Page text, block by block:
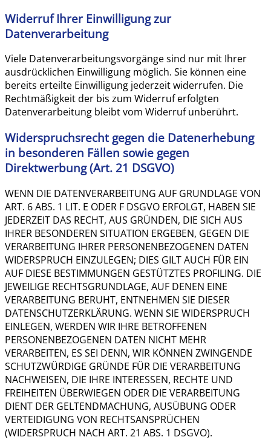
Widerruf Ihrer Einwilligung zur
Datenverarbeitung
Viele Datenverarbeitungsvorgänge sind nur mit Ihrer
ausdrücklichen Einwilligung möglich. Sie können eine
bereits erteilte Einwilligung jederzeit widerrufen. Die
Rechtmäßigkeit der bis zum Widerruf erfolgten
Datenverarbeitung bleibt vom Widerruf unberührt.
Widerspruchsrecht gegen die Datenerhebung
in besonderen Fällen sowie gegen
Direktwerbung (Art. 21 DSGVO)
WENN DIE DATENVERARBEITUNG AUF GRUNDLAGE VON
ART. 6 ABS. 1 LIT. E ODER F DSGVO ERFOLGT, HABEN SIE
JEDERZEIT DAS RECHT, AUS GRÜNDEN, DIE SICH AUS
IHRER BESONDEREN SITUATION ERGEBEN, GEGEN DIE
VERARBEITUNG IHRER PERSONENBEZOGENEN DATEN
WIDERSPRUCH EINZULEGEN; DIES GILT AUCH FÜR EIN
AUF DIESE BESTIMMUNGEN GESTÜTZTES PROFILING. DIE
JEWEILIGE RECHTSGRUNDLAGE, AUF DENEN EINE
VERARBEITUNG BERUHT, ENTNEHMEN SIE DIESER
DATENSCHUTZERKLÄRUNG. WENN SIE WIDERSPRUCH
EINLEGEN, WERDEN WIR IHRE BETROFFENEN
PERSONENBEZOGENEN DATEN NICHT MEHR
VERARBEITEN, ES SEI DENN, WIR KÖNNEN ZWINGENDE
SCHUTZWÜRDIGE GRÜNDE FÜR DIE VERARBEITUNG
NACHWEISEN, DIE IHRE INTERESSEN, RECHTE UND
FREIHEITEN ÜBERWIEGEN ODER DIE VERARBEITUNG
DIENT DER GELTENDMACHUNG, AUSÜBUNG ODER
VERTEIDIGUNG VON RECHTSANSPRÜCHEN
(WIDERSPRUCH NACH ART. 21 ABS. 1 DSGVO).